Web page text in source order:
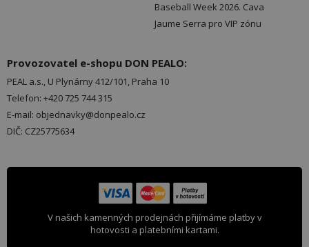
Baseball Week 2026. Cava
Jaume Serra pro VIP zónu
Provozovatel e-shopu DON PEALO:
PEAL a.s., U Plynárny 412/101, Praha 10
Telefon: +420 725 744 315
E-mail: objednavky@donpealo.cz
DIČ: CZ25775634
V našich kamenných prodejnách přijímáme platby v
hotovosti a platebními kartami.